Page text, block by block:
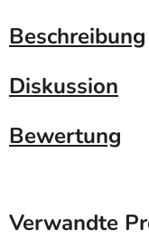
Beschreibung
Diskussion
Bewertung
Verwandte